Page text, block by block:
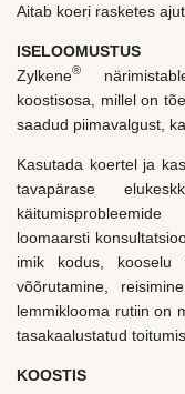
Aitab koeri rasketes
ISELOOMUSTUS
Zylkene®
koostisosa, millel on
saadud piimavalgust,
Kasutada koertel ja
tavapärase
loomaarsti
imik kodus, kooselu
võõrutamine,
lemmiklooma rutiin on
tasakaalustatud
KOOSTIS